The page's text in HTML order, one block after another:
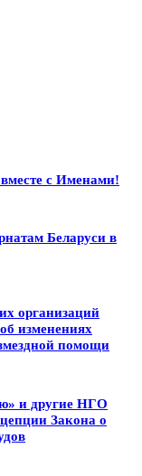
с Именами!
Беларуси в
организаций
изменениях
помощи
и другие НГО
Закона о